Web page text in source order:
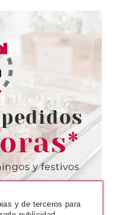
DUO
y de terceros para